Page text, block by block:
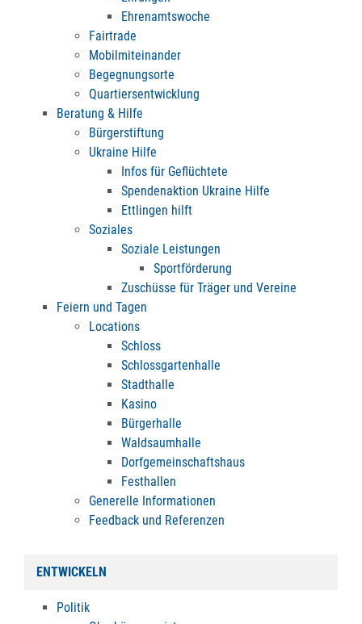
Ehrenamtswoche
Fairtrade
Mobilmiteinander
Begegnungsorte
Quartiersentwicklung
Beratung & Hilfe
Bürgerstiftung
Ukraine Hilfe
Infos für Geflüchtete
Spendenaktion Ukraine Hilfe
Ettlingen hilft
Soziales
Soziale Leistungen
Sportförderung
Zuschüsse für Träger und Vereine
Feiern und Tagen
Locations
Schloss
Schlossgartenhalle
Stadthalle
Kasino
Bürgerhalle
Waldsaumhalle
Dorfgemeinschaftshaus
Festhallen
Generelle Informationen
Feedback und Referenzen
ENTWICKELN
Politik